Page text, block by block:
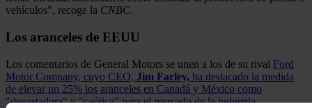
vehículos", recoge la CNBC.
Los aranceles de EEUU
Los comentarios de General Motors se unen a los de su rival Ford
Motor Company, cuyo CEO, Jim Farley, ha destacado la medida
de elevar un 25% los aranceles en Canadá y México como
"devastadora" y "caótica" para el mercado de la industria